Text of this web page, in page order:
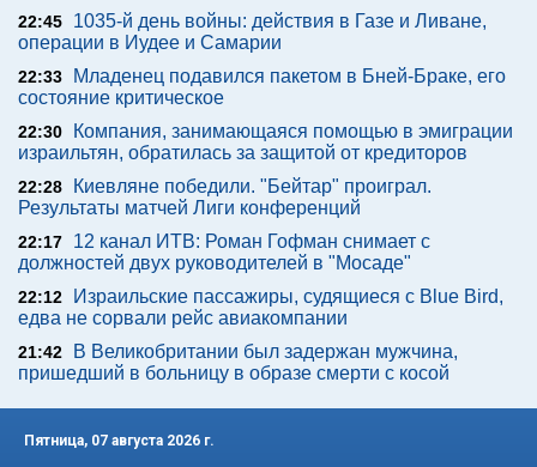
22:45
1035-й день войны: действия в Газе и Ливане,
операции в Иудее и Самарии
22:33
Младенец подавился пакетом в Бней-Браке, его
состояние критическое
22:30
Компания, занимающаяся помощью в эмиграции
израильтян, обратилась за защитой от кредиторов
22:28
Киевляне победили. "Бейтар" проиграл.
Результаты матчей Лиги конференций
22:17
12 канал ИТВ: Роман Гофман снимает с
должностей двух руководителей в "Мосаде"
22:12
Израильские пассажиры, судящиеся с Blue Bird,
едва не сорвали рейс авиакомпании
21:42
В Великобритании был задержан мужчина,
пришедший в больницу в образе смерти с косой
Пятница, 07 августа 2026 г.